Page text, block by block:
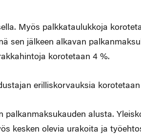
Myös palkkataulukkoja
sen jälkeen alkavan
korotetaan 4 %.
erilliskorvauksia
palkanmaksukauden alusta.
kesken olevia urakoita ja